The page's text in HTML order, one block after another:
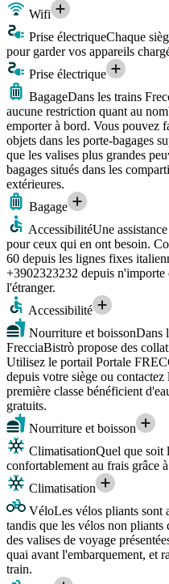
Wifi
Prise électriqueChaque
pour garder vos appareils
Prise électrique
BagageDans les trains
aucune restriction quant au
emporter à bord. Vous pouvez
objets dans les porte-bagages
que les valises plus grandes
bagages situés dans les
extérieures.
Bagage
AccessibilitéUne
pour ceux qui en ont besoin.
60 depuis les lignes fixes
+3902323232 depuis
l'étranger.
Accessibilité
Nourriture et boissonDans
FrecciaBistrò propose des
Utilisez le portail Portale
depuis votre siège ou
première classe bénéficient
gratuits.
Nourriture et boisson
ClimatisationQuel que soit
confortablement au frais grâce
Climatisation
VéloLes vélos pliants sont
tandis que les vélos non pliants
des valises de voyage
quai avant l'embarquement, et
train.